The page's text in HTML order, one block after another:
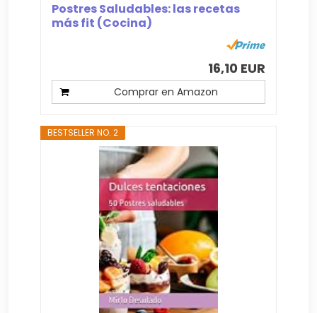
Postres Saludables: las recetas
más fit (Cocina)
16,10 EUR
Comprar en Amazon
BESTSELLER NO. 2